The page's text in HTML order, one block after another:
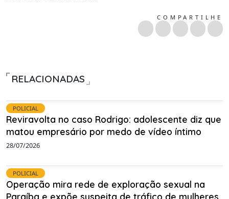
COMPARTILHE
RELACIONADAS
POLICIAL
Reviravolta no caso Rodrigo: adolescente diz que
matou empresário por medo de vídeo íntimo
28/07/2026
POLICIAL
Operação mira rede de exploração sexual na
Paraíba e expõe suspeita de tráfico de mulheres